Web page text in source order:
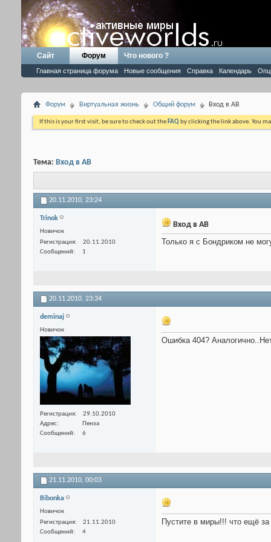
Сайт Форум
Главная страница форума Новые сообщения Справка Календарь
Что нового ?
Форум Виртуальная жизнь Общий форум Вход в АВ
If this is your first visit, be sure to check out the FAQ by clicking the link above. You
Тема: Вход в АВ
20.11.2010, 23:24
Trinok
Новичок
Регистрация
20.11.2010
Сообщений
1
Вход в АВ
Только я с Бондриком не
20.11.2010, 23:34
deminaj
Новичок
Регистрация
29.10.2010
Адрес
Пенза
Сообщений
6
Ошибка 404?
21.11.2010, 00:03
Bibonka
Новичок
Регистрация
21.11.2010
Сообщений
4
Пустите в миры!!! что ещё за